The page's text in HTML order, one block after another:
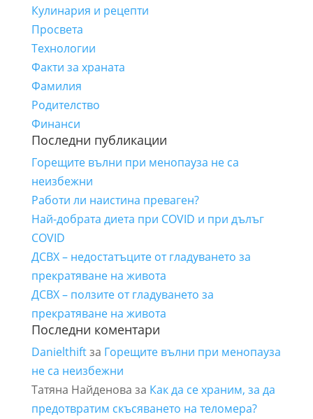
Кулинария и рецепти
Просвета
Технологии
Факти за храната
Фамилия
Родителство
Финанси
Последни публикации
Горещите вълни при менопауза не са
неизбежни
Работи ли наистина преваген?
Най-добрата диета при COVID и при дълъг
COVID
ДСВХ – недостатъците от гладуването за
прекратяване на живота
ДСВХ – ползите от гладуването за
прекратяване на живота
Последни коментари
Danielthiftза Горещите вълни при менопауза
не са неизбежни
Татяна Найденова за Как да се храним, за да
предотвратим скъсяването на теломера?